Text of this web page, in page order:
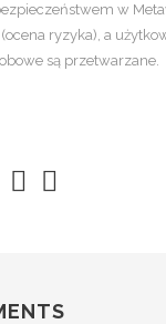
w
ryzyka), a
są przetwarzane.